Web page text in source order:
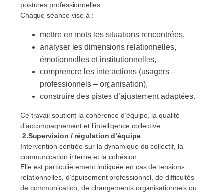
postures professionnelles.
Chaque séance vise à :
mettre en mots les situations rencontrées,
analyser les dimensions relationnelles,
émotionnelles et institutionnelles,
comprendre les interactions (usagers –
professionnels – organisation),
construire des pistes d’ajustement adaptées.
Ce travail soutient la cohérence d’équipe, la qualité
d’accompagnement et l’intelligence collective.
2.Supervision / régulation d’équipe
Intervention centrée sur la dynamique du collectif, la
communication interne et la cohésion.
Elle est particulièrement indiquée en cas de tensions
relationnelles, d’épuisement professionnel, de difficultés
de communication, de changements organisationnels ou